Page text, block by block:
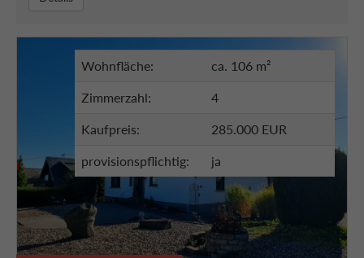
Wohnfläche: ca. 106 m²
Zimmerzahl: 4
Kaufpreis: 285.000 EUR
provisionspflichtig: ja